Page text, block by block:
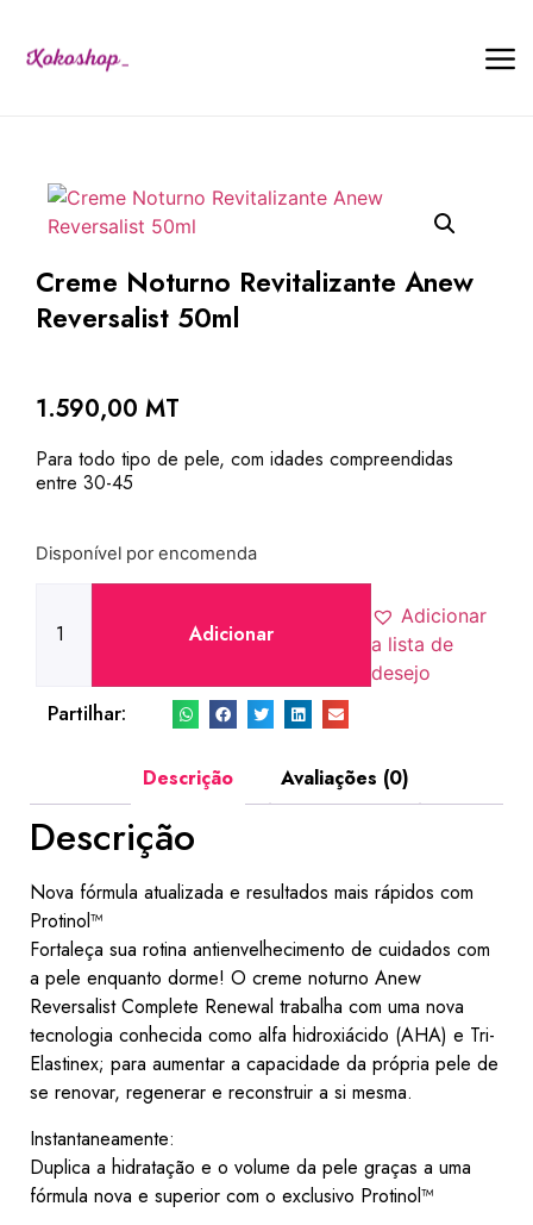
Creme Noturno Revitalizante Anew
Reversalist 50ml
1.590,00 MT
Para todo tipo de pele, com idades compreendidas
entre 30-45
Disponível por encomenda
Adicionar
Adicionar
a lista de
desejo
Partilhar:
Descrição Avaliações (0)
Descrição
​​Nova fórmula atualizada e resultados mais rápidos com
Protinol™
Fortaleça sua rotina antienvelhecimento de cuidados com
a pele enquanto dorme! O creme noturno Anew
Reversalist Complete Renewal trabalha com uma nova
tecnologia conhecida como alfa hidroxiácido (AHA) e Tri-
Elastinex; para aumentar a capacidade da própria pele de
se renovar, regenerar e reconstruir a si mesma.
Instantaneamente:
Duplica a hidratação e o volume da pele graças a uma
fórmula nova e superior com o exclusivo Protinol™